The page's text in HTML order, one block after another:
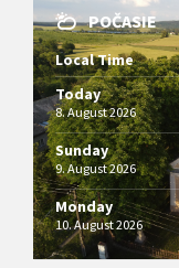
POČASIE
Local Time
Today
8. August 2026
Sunday
9. August 2026
Monday
10. August 2026